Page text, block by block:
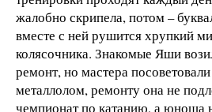
жалобно скрипела, потом –
вместе с ней рушится хрупкий
колясочника. Знакомые Яши
ремонт, но мастера
металлолом, ремонту она не
чемпионат по катанию, а юноша